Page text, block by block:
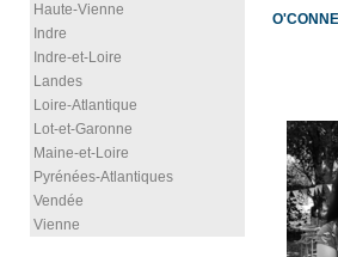
Haute-Vienne
Indre
Indre-et-Loire
Landes
Loire-Atlantique
Lot-et-Garonne
Maine-et-Loire
Pyrénées-Atlantiques
Vendée
Vienne